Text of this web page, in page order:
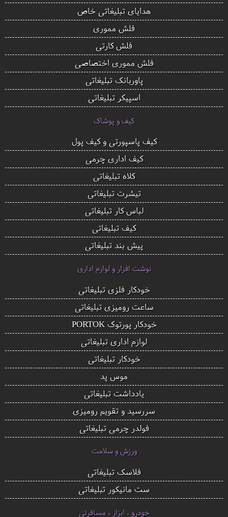
هدایای تبلیغاتی خاص
فلش مموری
فلش کارتی
فلش مموری اختصاصی
پاوربانک تبلیغاتی
اسپیکر تبلیغاتی
کیف و پوشاک
کیف پاسپورتی و کیف پول
کیف اداری چرمی
کلاه تبلیغاتی
تیشرت تبلیغاتی
لباس کار تبلیغاتی
کیف تبلیغاتی
پیش بند تبلیغاتی
نوشت افزار و لوازم اداری
خودکار فلزی تبلیغاتی
ساعت رومیزی تبلیغاتی
خودکار پورتوک PORTOK
لوازم اداری تبلیغاتی
خودکار تبلیغاتی
موس پد
یادداشت تبلیغاتی
سررسید و تقویم رومیزی
فولدر چرمی تبلیغاتی
ورزش و سلامت
فلاسک تبلیغاتی
ست مانیکور تبلیغاتی
خودرو ، ابزار ، مسافرتی